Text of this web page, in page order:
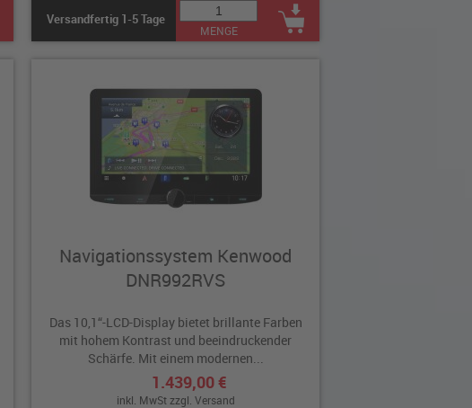
Versandfertig 1-5 Tage
MENGE
Navigationssystem Kenwood
DNR992RVS
Das 10,1“-LCD-Display bietet brillante Farben
mit hohem Kontrast und beeindruckender
Schärfe. Mit einem modernen...
1.439,00 €
inkl. MwSt zzgl. Versand